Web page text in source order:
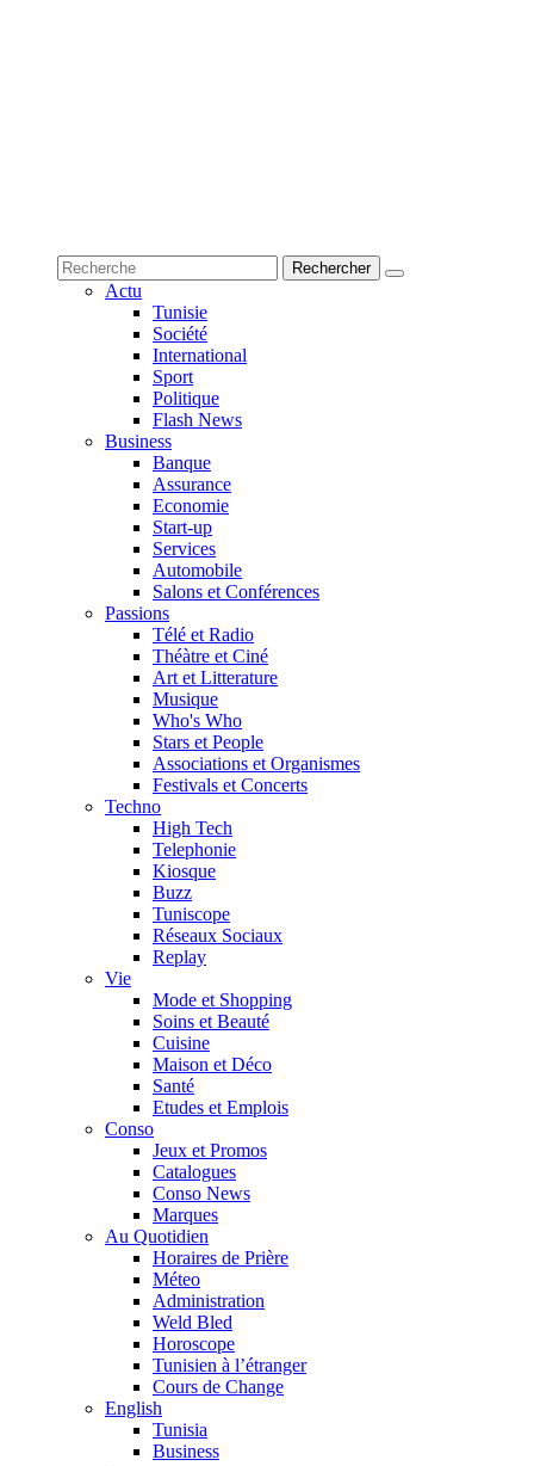
Actu
Tunisie
Société
International
Sport
Politique
Flash News
Business
Banque
Assurance
Economie
Start-up
Services
Automobile
Salons et Conférences
Passions
Télé et Radio
Théàtre et Ciné
Art et Litterature
Musique
Who's Who
Stars et People
Associations et Organismes
Festivals et Concerts
Techno
High Tech
Telephonie
Kiosque
Buzz
Tuniscope
Réseaux Sociaux
Replay
Vie
Mode et Shopping
Soins et Beauté
Cuisine
Maison et Déco
Santé
Etudes et Emplois
Conso
Jeux et Promos
Catalogues
Conso News
Marques
Au Quotidien
Horaires de Prière
Méteo
Administration
Weld Bled
Horoscope
Tunisien à l’étranger
Cours de Change
English
Tunisia
Business